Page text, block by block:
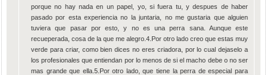
porque no hay nada en un papel, yo, si fuera tu, y despues de haber
pasado por esta experiencia no la juntaria, no me gustaria que alguien
tuviera que pasar por esto, y no es una perra sana. Aunque este
recueperada, cosa de la que me alegro.4.Por otro lado creo que estas muy
verde para criar, como bien dices no eres criadora, por lo cual dejaselo a
los profesionales que entiendan por lo menos de si el macho debe o no ser
mas grande que ella.5.Por otro lado, que tiene la perra de especial para